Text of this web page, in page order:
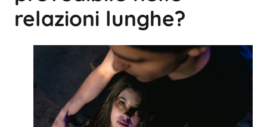
relazioni lunghe?